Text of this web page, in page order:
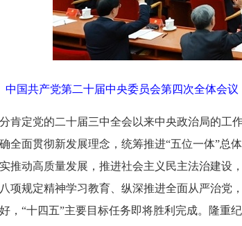
中国共产党第二十届中央委员会第四次全体会议
肯定党的二十届三中全会以来中央政治局的工
全面贯彻新发展理念，统筹推进“五位一体”总
推动高质量发展，推进社会主义民主法治建设
项规定精神学习教育、纵深推进全面从严治
，“十四五”主要目标任务即将胜利完成。隆重